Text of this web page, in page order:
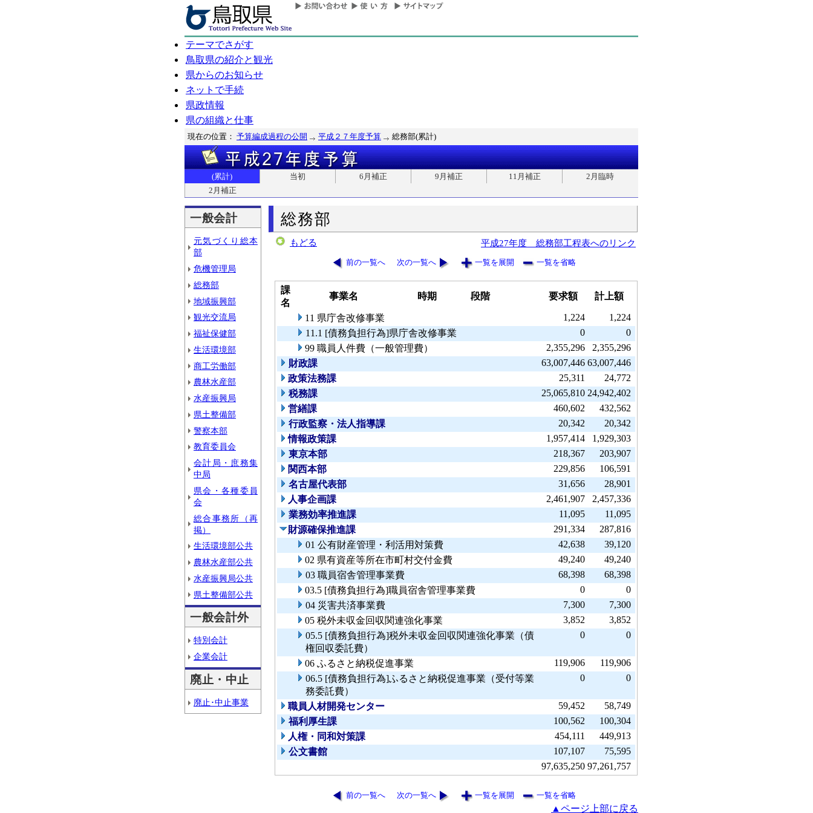
テーマでさがす
鳥取県の紹介と観光
県からのお知らせ
ネットで手続
県政情報
県の組織と仕事
現在の位置： 予算編成過程の公開 平成２７年度予算 総務部(累計)
(累計) 当初 6月補正 9月補正 11月補正
2月臨時
2月補正
一般会計
元気づくり総本
部
危機管理局
総務部
地域振興部
観光交流局
福祉保健部
生活環境部
商工労働部
農林水産部
水産振興局
県土整備部
警察本部
教育委員会
会計局・庶務集
中局
県会・各種委員
会
総合事務所（再
掲）
生活環境部公共
農林水産部公共
水産振興局公共
県土整備部公共
一般会計外
特別会計
企業会計
廃止・中止
廃止･中止事業
総務部
もどる 平成27年度 総務部工程表へのリンク
前の一覧へ 次の一覧へ 一覧を展開 一覧を省略
課
名
事業名 時期 段階 要求額 計上額
11 県庁舎改修事業 1,224
1,224
11.1 [債務負担行為]県庁舎改修事業
0
0
99 職員人件費（一般管理費）
2,355,296
2,355,296
財政課
63,007,446 63,007,446
政策法務課
25,311
24,772
税務課
25,065,810 24,942,402
営繕課
460,602
432,562
行政監察・法人指導課
20,342
20,342
情報政策課
1,957,414
1,929,303
東京本部
218,367
203,907
関西本部
229,856
106,591
名古屋代表部
31,656
28,901
人事企画課
2,461,907
2,457,336
業務効率推進課
11,095
11,095
財源確保推進課
291,334
287,816
01 公有財産管理・利活用対策費
42,638
39,120
02 県有資産等所在市町村交付金費
49,240
49,240
03 職員宿舎管理事業費
68,398
68,398
03.5 [債務負担行為]職員宿舎管理事業費
0
0
04 災害共済事業費
7,300
7,300
05 税外未収金回収関連強化事業
3,852
3,852
05.5 [債務負担行為]税外未収金回収関連強化事業（債
権回収委託費）
0 0
06 ふるさと納税促進事業 119,906
119,906
06.5 [債務負担行為]ふるさと納税促進事業（受付等業
務委託費）
0 0
職員人材開発センター 59,452
58,749
福利厚生課
100,562
100,304
人権・同和対策課
454,111
449,913
公文書館
107,107
75,595
97,635,250 97,261,757
前の一覧へ 次の一覧へ 一覧を展開 一覧を省略
▲ページ上部に戻る